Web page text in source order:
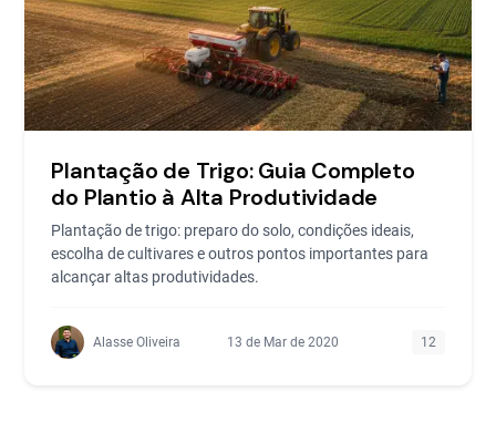
Plantação de Trigo: Guia Completo
do Plantio à Alta Produtividade
Plantação de trigo: preparo do solo, condições ideais,
escolha de cultivares e outros pontos importantes para
alcançar altas produtividades.
Alasse Oliveira 13 de Mar de 2020 12